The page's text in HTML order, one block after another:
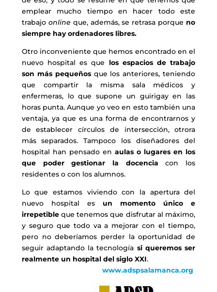
emplear mucho tiempo en hacer todo este
trabajo online que, además, se retrasa porque no
siempre hay ordenadores libres.
Otro inconveniente que hemos encontrado en el
nuevo hospital es que
los espacios de trabajo
son más pequeños que los anteriores, teniendo
que compartir la misma sala médicos y
enfermeras, lo que supone un guirigay en las
horas punta. Aunque yo veo en esto también una
ventaja, ya que es una forma de encontrarnos y
de establecer círculos de intersección, otrora
más separados. Tampoco los diseñadores del
hospital han pensado en aulas o lugares en los
que poder gestionar la docencia
con los
residentes o con los alumnos.
Lo que estamos viviendo con la apertura del
nuevo hospital es
un momento único e
irrepetible que tenemos que disfrutar al máximo,
y seguro que todo va a mejorar con el tiempo,
pero no deberíamos perder la oportunidad de
seguir adaptando la tecnología si queremos ser
realmente un hospital del siglo XXI.
www.adspsalamanca.org